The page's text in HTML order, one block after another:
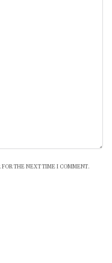
THE NEXT TIME I COMMENT.